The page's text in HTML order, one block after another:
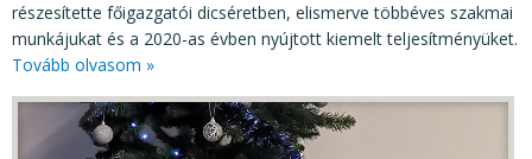
részesítette főigazgatói dicséretben, elismerve többéves szakmai
munkájukat és a 2020-as évben nyújtott kiemelt teljesítményüket.
Tovább olvasom »